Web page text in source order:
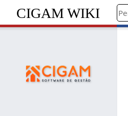
CIGAM WIKI